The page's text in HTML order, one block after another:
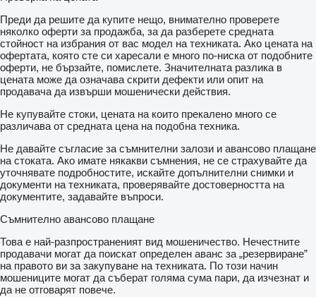
Преди да решите да купите нещо, внимателно проверете
няколко оферти за продажба, за да разберете средната
стойност на избрания от вас модел на техниката. Ако цената на
офертата, която сте си харесали е много по-ниска от подобните
оферти, не бързайте, помислете. Значителната разлика в
цената може да означава скрити дефекти или опит на
продавача да извърши мошенически действия.
Не купувайте стоки, цената на които прекалено много се
различава от средната цена на подобна техника.
Не давайте съгласие за съмнителни залози и авансово плащане
на стоката. Ако имате някакви съмнения, не се страхувайте да
уточнявате подробностите, искайте допълнителни снимки и
документи на техниката, проверявайте достоверността на
документите, задавайте въпроси.
Съмнително авансово плащане
Това е най-разпространеният вид мошеничество. Нечестните
продавачи могат да поискат определен аванс за „резервиране”
на правото ви за закупуване на техниката. По този начин
мошениците могат да съберат голяма сума пари, да изчезнат и
да не отговарят повече.